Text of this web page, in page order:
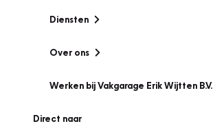
Diensten
Over ons
Werken bij Vakgarage Erik Wijtten B.V.
Direct naar